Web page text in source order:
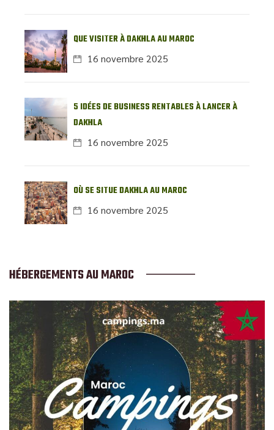
QUE VISITER À DAKHLA AU MAROC
16 novembre 2025
5 IDÉES DE BUSINESS RENTABLES À LANCER À
DAKHLA
16 novembre 2025
OÙ SE SITUE DAKHLA AU MAROC
16 novembre 2025
HÉBERGEMENTS AU MAROC